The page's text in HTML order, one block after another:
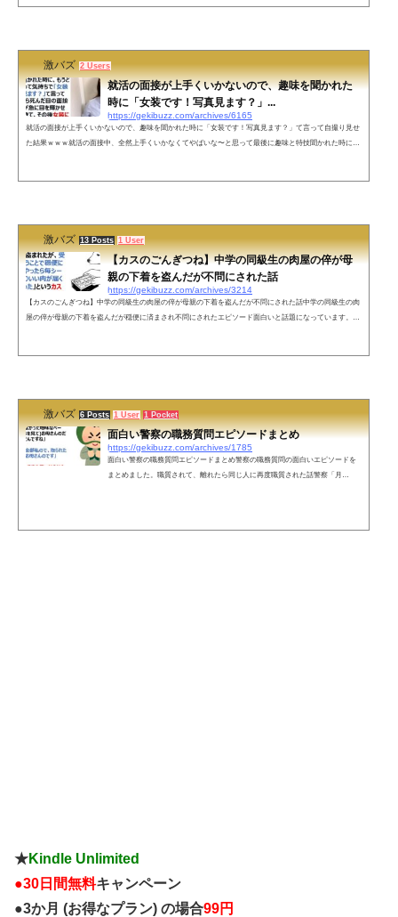
激バズ 2 Users
就活の面接が上手くいかないので、趣味を聞かれた
時に「女装です！写真見ます？」...
https://gekibuzz.com/archives/6165
就活の面接が上手くいかないので、趣味を聞かれた時に「女装です！写真見ます？」て言って自撮り見せ
た結果ｗｗｗ就活の面接中、全然上手くいかなくてやばいな〜と思って最後に趣味と特技聞かれた時に、
激バズ 13 Posts 1 User
【カスのごんぎつね】中学の同級生の肉屋の倅が母
親の下着を盗んだが不問にされた話
https://gekibuzz.com/archives/3214
【カスのごんぎつね】中学の同級生の肉屋の倅が母親の下着を盗んだが不問にされた話中学の同級生の肉
屋の倅が母親の下着を盗んだが穏便に済まされ不問にされたエピソード面白いと話題になっています。う
激バズ 6 Posts 1 User 1 Pocket
面白い警察の職務質問エピソードまとめ
https://gekibuzz.com/archives/1785
面白い警察の職務質問エピソードまとめ警察の職務質問の面白いエピソードを
まとめました。職質されて、離れたら同じ人に再度職質された話警察「月
★Kindle Unlimited
●30日間無料キャンペーン
●3か月 (お得なプラン) の場合99円